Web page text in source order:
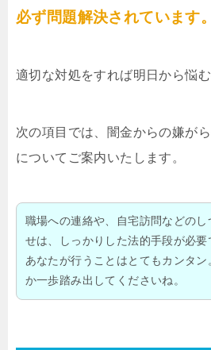
必ず問題解決されています。
適切な対処をすれば明日から悩
次の項目では、闇金からの嫌が
についてご案内いたします。
職場への連絡や、自宅訪問などのし
せは、しっかりした法的手段が必要
あなたが行うことはとてもカンタン
か一歩踏み出してくださいね。